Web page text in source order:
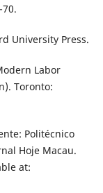
University Press.
Labor
Toronto:
Politécnico
Hoje Macau.
at: